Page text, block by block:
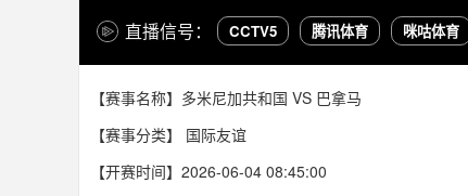
直播信号： CCTV5 腾讯体育 咪咕体育
【赛事名称】多米尼加共和国 VS 巴拿马
【赛事分类】 国际友谊
【开赛时间】2026-06-04 08:45:00